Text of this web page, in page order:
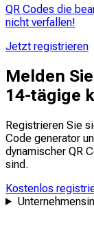
QR Codes die
nicht verfallen!
Jetzt registrieren
Melden
14-tägige
Registrieren Sie
Code generator
dynamischer QR
sind.
Kostenlos